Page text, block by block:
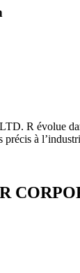
R évolue
précis à